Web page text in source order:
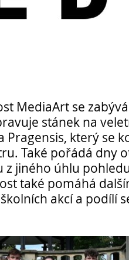
2026
MediaArt se
stánek na
Pragensis, který se
Také pořádá dny
z jiného úhlu
také pomáhá
akcí a podílí